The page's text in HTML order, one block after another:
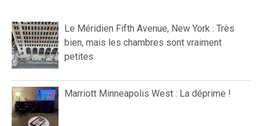
Le Méridien Fifth Avenue, New York : Très
bien, mais les chambres sont vraiment
petites
Marriott Minneapolis West : La déprime !